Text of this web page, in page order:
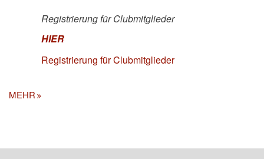
Registrierung für Clubmitglieder
HIER
Registrierung für Clubmitglieder
MEHR